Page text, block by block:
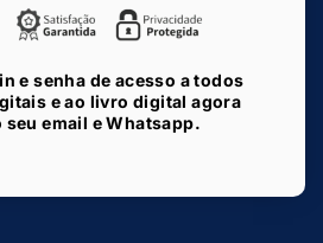
e senha de acesso a todos
e ao livro digital agora
seu email e Whatsapp.